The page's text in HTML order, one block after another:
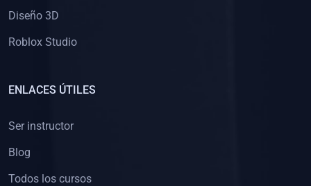
Diseño 3D
Roblox Studio
ENLACES ÚTILES
Ser instructor
Blog
Todos los cursos